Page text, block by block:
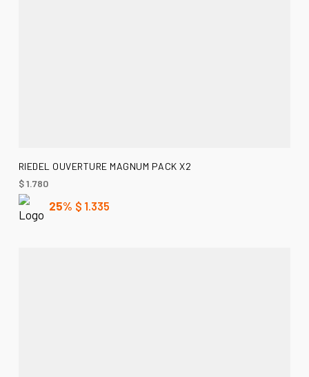
AÑADIR AL CARRITO
RIEDEL OUVERTURE MAGNUM PACK X2
$1.780
25% $ 1.335